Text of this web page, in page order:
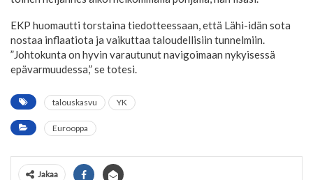
EKP huomautti torstaina tiedotteessaan, että Lähi-idän sota
nostaa inflaatiota ja vaikuttaa taloudellisiin tunnelmiin.
”Johtokunta on hyvin varautunut navigoimaan nykyisessä
epävarmuudessa,” se totesi.
talouskasvu YK
Eurooppa
Jakaa